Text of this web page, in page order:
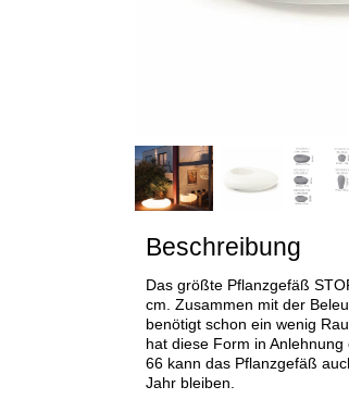
Beschreibung
Das größte Pflanzgefäß
cm. Zusammen mit der
benötigt schon ein wenig
hat diese Form in
66 kann das Pflanzgefäß
Jahr bleiben.